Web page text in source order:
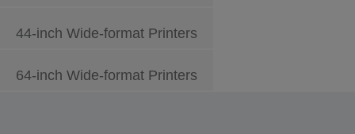
44-inch Wide-format Printers
64-inch Wide-format Printers